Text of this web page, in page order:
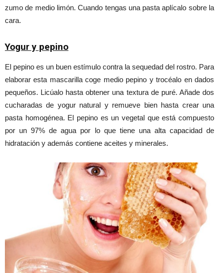
zumo de medio limón. Cuando tengas una pasta aplícalo sobre la
cara.
Yogur y pepino
El pepino es un buen estímulo contra la sequedad del rostro. Para
elaborar esta mascarilla coge medio pepino y trocéalo en dados
pequeños. Licúalo hasta obtener una textura de puré. Añade dos
cucharadas de yogur natural y remueve bien hasta crear una
pasta homogénea. El pepino es un vegetal que está compuesto
por un 97% de agua por lo que tiene una alta capacidad de
hidratación y además contiene aceites y minerales.